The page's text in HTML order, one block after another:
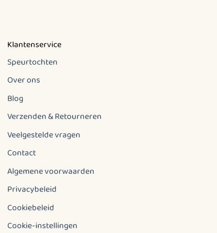
Klantenservice
Speurtochten
Over ons
Blog
Verzenden & Retourneren
Veelgestelde vragen
Contact
Algemene voorwaarden
Privacybeleid
Cookiebeleid
Cookie-instellingen